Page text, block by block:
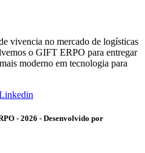
vivencia no mercado de logísticas
o GIFT ERPO para entregar
moderno em tecnologia para
- 2026 - Desenvolvido por